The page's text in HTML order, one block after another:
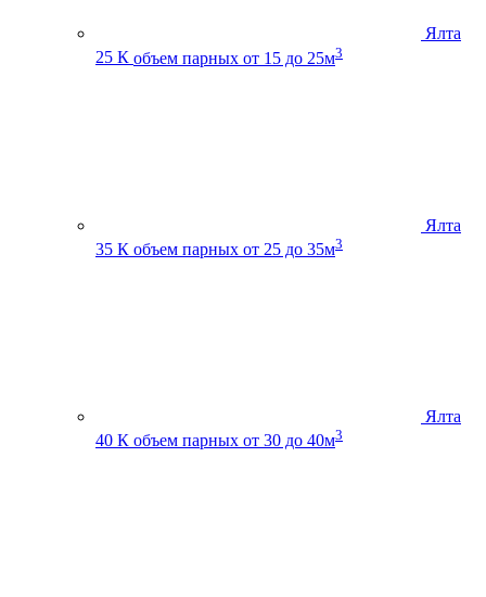
Ялта
25 К объем парных от 15 до 25м3
Ялта
35 К объем парных от 25 до 35м3
Ялта
40 К объем парных от 30 до 40м3